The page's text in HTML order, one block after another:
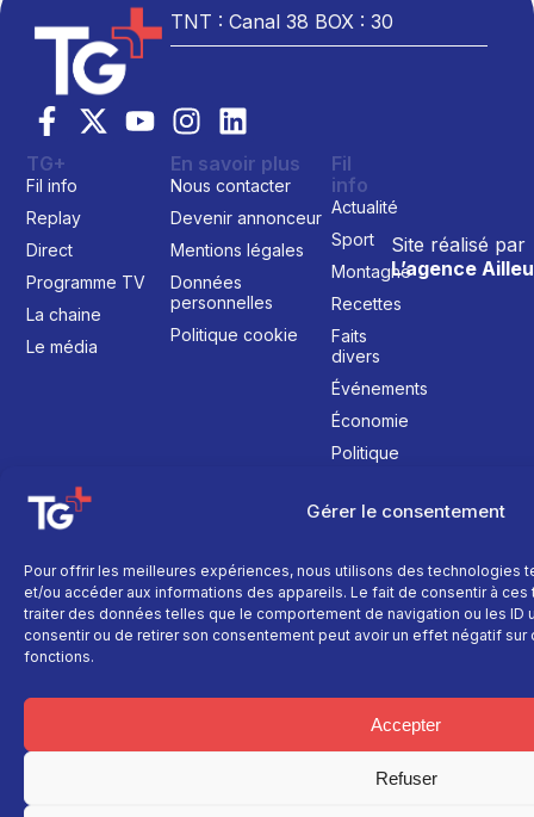
Gérer le consentement
Pour offrir les meilleures expériences, nous utilisons des technologies
et/ou accéder aux informations des appareils. Le fait de consentir à
traiter des données telles que le comportement de navigation ou les ID
consentir ou de retirer son consentement peut avoir un effet négatif
fonctions.
Accepter
Refuser
TNT : Canal 38 BOX : 30
Site réalisé par
L’agence
TG+
Fil info
Replay
Direct
Programme TV
La chaine
Le média
En savoir plus
Nous contacter
Devenir annonceur
Mentions légales
Données
personnelles
Politique cookie
Fil
info
Actualité
Sport
Montagne
Recettes
Faits
divers
Événements
Économie
Politique